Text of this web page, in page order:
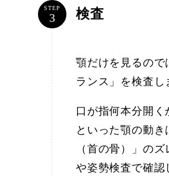
STEP 検査
顎だけを見るの
ランス」を検査し
口が指何本分開
といった顎の動
（首の骨）」の
や姿勢検査で確認